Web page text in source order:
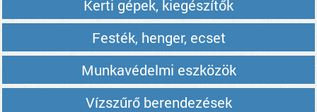
Kerti gépek, kiegészítők
Festék, henger, ecset
Munkavédelmi eszközök
Vízszűrő berendezések